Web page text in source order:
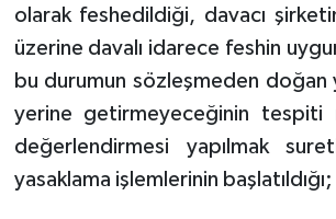
olarak feshedildiği, davacı
üzerine davalı idarece feshin
bu durumun sözleşmeden doğan
yerine getirmeyeceğinin tespiti
değerlendirmesi yapılmak
yasaklama işlemlerinin başlatıldığı;